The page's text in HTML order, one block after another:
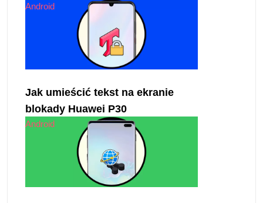
Android
Jak umieścić tekst na ekranie
blokady Huawei P30
Android